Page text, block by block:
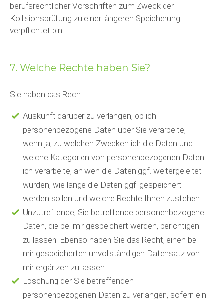
berufsrechtlicher Vorschriften zum Zweck der
Kollisionsprüfung zu einer längeren Speicherung
verpflichtet bin.
7. Welche Rechte haben Sie?
Sie haben das Recht:
Auskunft darüber zu verlangen, ob ich
personenbezogene Daten über Sie verarbeite,
wenn ja, zu welchen Zwecken ich die Daten und
welche Kategorien von personenbezogenen Daten
ich verarbeite, an wen die Daten ggf. weitergeleitet
wurden, wie lange die Daten ggf. gespeichert
werden sollen und welche Rechte Ihnen zustehen.
Unzutreffende, Sie betreffende personenbezogene
Daten, die bei mir gespeichert werden, berichtigen
zu lassen. Ebenso haben Sie das Recht, einen bei
mir gespeicherten unvollständigen Datensatz von
mir ergänzen zu lassen.
Löschung der Sie betreffenden
personenbezogenen Daten zu verlangen, sofern ein